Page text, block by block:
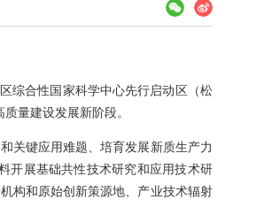
综合性国家科学中心先行启动区（松
量建设发展新阶段。
关键应用难题、培育发展新质生产力
开展基础共性技术研究和应用技术研
构和原始创新策源地、产业技术辐射